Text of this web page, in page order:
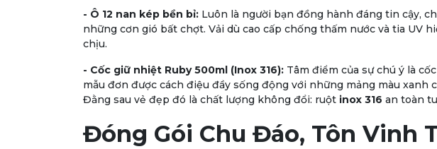
- Ô 12 nan kép bền bỉ: Luôn là người bạn đồng hành đáng tin cậy,
những cơn gió bất chợt. Vải dù cao cấp chống thấm nước và tia UV
chịu.
- Cốc giữ nhiệt Ruby 500ml (Inox 316): Tâm điểm của sự chú ý là
mẫu đơn được cách điệu đầy sống động với những mảng màu
Đằng sau vẻ đẹp đó là chất lượng không đổi: ruột inox 316 an toàn
Đóng Gói Chu Đáo, Tôn Vinh